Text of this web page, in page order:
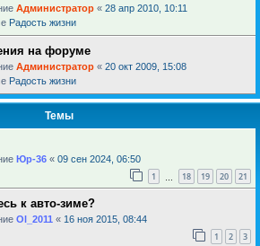
Администратор « 28 апр 2010, 10:11
Радость жизни
на форуме
Администратор « 20 окт 2009, 15:08
Радость жизни
Темы
Юр-36 « 09 сен 2024, 06:50
1 18 19 20 21
к авто-зиме?
Ol_2011 « 16 ноя 2015, 08:44
1 2 3